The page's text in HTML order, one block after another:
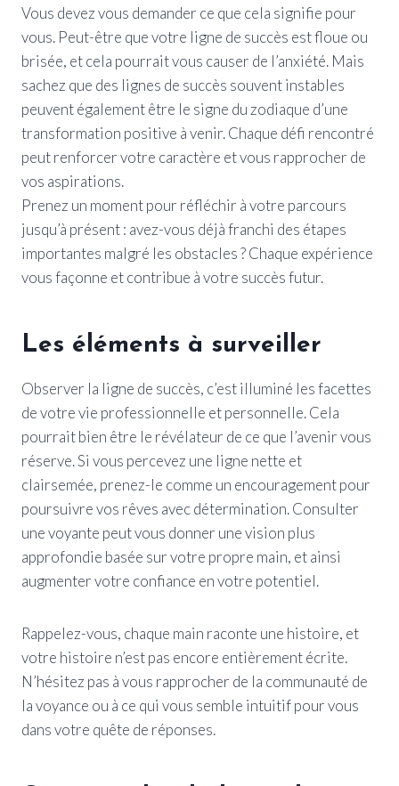
Vous devez vous demander ce que cela signifie pour
vous. Peut-être que votre ligne de succès est floue ou
brisée, et cela pourrait vous causer de l’anxiété. Mais
sachez que des lignes de succès souvent instables
peuvent également être le signe du zodiaque d’une
transformation positive à venir. Chaque défi rencontré
peut renforcer votre caractère et vous rapprocher de
vos aspirations.
Prenez un moment pour réfléchir à votre parcours
jusqu’à présent : avez-vous déjà franchi des étapes
importantes malgré les obstacles ? Chaque expérience
vous façonne et contribue à votre succès futur.
Les éléments à surveiller
Observer la ligne de succès, c’est illuminé les facettes
de votre vie professionnelle et personnelle. Cela
pourrait bien être le révélateur de ce que l’avenir vous
réserve. Si vous percevez une ligne nette et
clairsemée, prenez-le comme un encouragement pour
poursuivre vos rêves avec détermination. Consulter
une voyante peut vous donner une vision plus
approfondie basée sur votre propre main, et ainsi
augmenter votre confiance en votre potentiel.
Rappelez-vous, chaque main raconte une histoire, et
votre histoire n’est pas encore entièrement écrite.
N’hésitez pas à vous rapprocher de la communauté de
la voyance ou à ce qui vous semble intuitif pour vous
dans votre quête de réponses.